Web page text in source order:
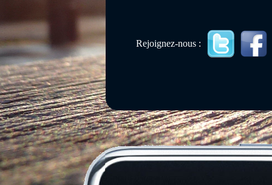
Rejoignez-nous :